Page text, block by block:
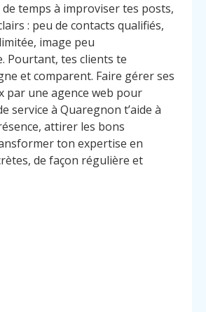
temps à improviser tes posts,
: peu de contacts qualifiés,
image peu
Pourtant, tes clients te
et comparent. Faire gérer ses
par une agence web pour
service à Quaregnon t’aide à
attirer les bons
ton expertise en
de façon régulière et